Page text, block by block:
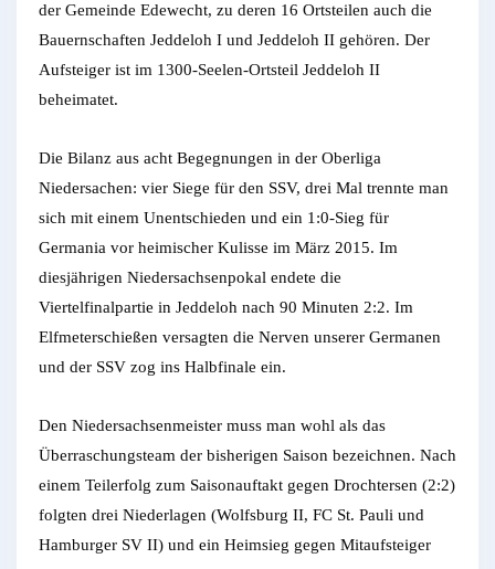
der Gemeinde Edewecht, zu deren 16 Ortsteilen auch die
Bauernschaften Jeddeloh I und Jeddeloh II gehören. Der
Aufsteiger ist im 1300-Seelen-Ortsteil Jeddeloh II
beheimatet.
Die Bilanz aus acht Begegnungen in der Oberliga
Niedersachen: vier Siege für den SSV, drei Mal trennte man
sich mit einem Unentschieden und ein 1:0-Sieg für
Germania vor heimischer Kulisse im März 2015. Im
diesjährigen Niedersachsenpokal endete die
Viertelfinalpartie in Jeddeloh nach 90 Minuten 2:2. Im
Elfmeterschießen versagten die Nerven unserer Germanen
und der SSV zog ins Halbfinale ein.
Den Niedersachsenmeister muss man wohl als das
Überraschungsteam der bisherigen Saison bezeichnen. Nach
einem Teilerfolg zum Saisonauftakt gegen Drochtersen (2:2)
folgten drei Niederlagen (Wolfsburg II, FC St. Pauli und
Hamburger SV II) und ein Heimsieg gegen Mitaufsteiger